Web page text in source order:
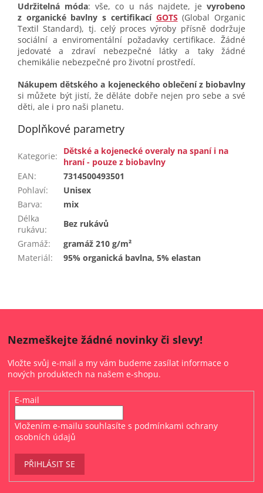
Udržitelná móda: vše, co u nás najdete, je vyrobeno
z organické bavlny s certifikací GOTS (Global Organic
Textil Standard), tj. celý proces výroby přísně dodržuje
sociální a enviromentální požadavky certifikace. Žádné
jedovaté a zdraví nebezpečné látky a taky žádné
chemikálie nebezpečné pro životní prostředí.
Nákupem dětského a kojeneckého oblečení z biobavlny
si můžete být jistí, že děláte dobře nejen pro sebe a své
děti, ale i pro naši planetu.
Doplňkové parametry
Kategorie:
Dětské a kojenecké overaly na spaní i na
hraní - pouze z biobavlny
EAN:
7314500493501
Pohlaví:
Unisex
Barva:
mix
Délka
rukávu:
Bez rukávů
Gramáž:
gramáž 210 g/m²
Materiál: 95% organická bavlna, 5% elastan
Nezmeškejte žádné novinky či slevy!
Vložte svůj e-mail a my vám budeme zasílat informace o
nových produktech na našem e-shopu.
E-mail
Vložením e-mailu souhlasíte s podmínkami ochrany
osobních údajů
PŘIHLÁSIT SE